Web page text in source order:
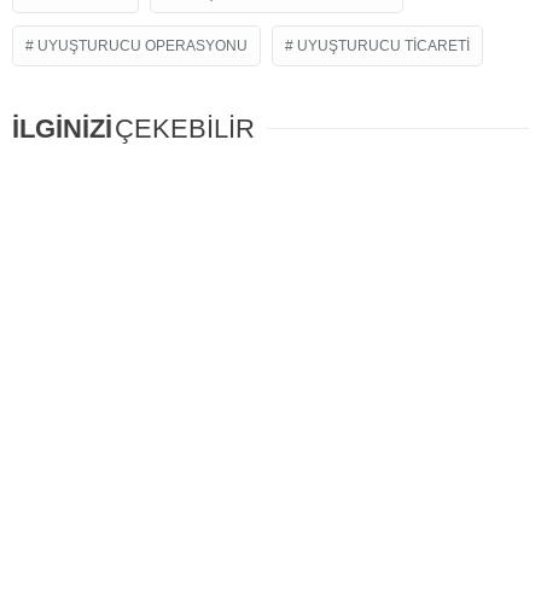
UYUŞTURUCU OPERASYONU UYUŞTURUCU TICARETI
İLGİNİZİÇEKEBİLİR